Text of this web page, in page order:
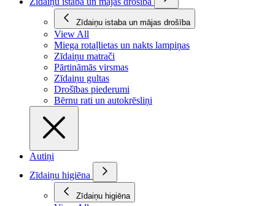
Zīdaiņu istaba un mājas drošība
View All
Miega rotaļlietas un nakts lampiņas
Zīdaiņu matrači
Pārtināmās virsmas
Zīdaiņu gultas
Drošības piederumi
Bērnu rati un autokrēsliņi
Autiņi
Zīdaiņu higiēna
Zīdaiņu higiēna